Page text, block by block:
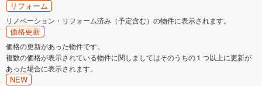
リフォーム
リノベーション・リフォーム済み（予定含む）の物件に表示されます。
価格更新
価格の更新があった物件です。
複数の価格が表示されている物件に関しましてはそのうちの１つ以上に更新が
あった場合に表示されます。
NEW